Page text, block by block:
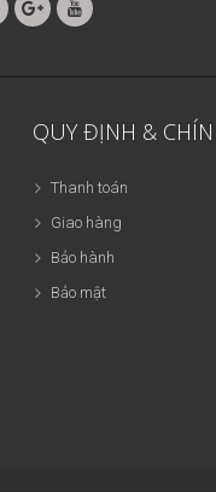
QUY ĐỊNH &
Thanh toán
Giao hàng
Bảo hành
Bảo mật